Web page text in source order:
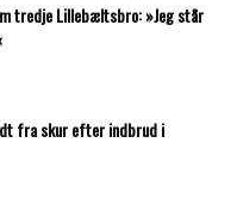
tredje Lillebæltsbro: »Jeg står
fra skur efter indbrud i